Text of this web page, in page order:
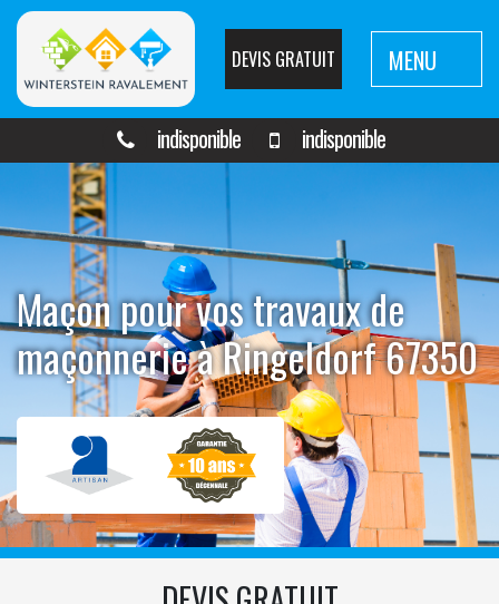
DEVIS GRATUIT MENU
indisponible indisponible
Maçon pour vos travaux de
maçonnerie à Ringeldorf 67350